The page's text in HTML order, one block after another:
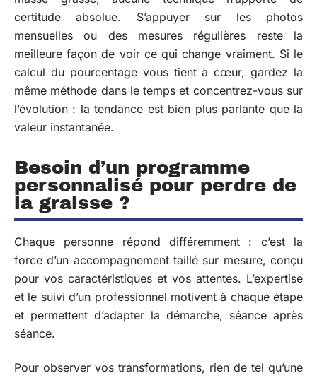
certitude absolue. S’appuyer sur les photos
mensuelles ou des mesures régulières reste la
meilleure façon de voir ce qui change vraiment. Si le
calcul du pourcentage vous tient à cœur, gardez la
même méthode dans le temps et concentrez-vous sur
l’évolution : la tendance est bien plus parlante que la
valeur instantanée.
Besoin d’un programme
personnalisé pour perdre de
la graisse ?
Chaque personne répond différemment : c’est la
force d’un accompagnement taillé sur mesure, conçu
pour vos caractéristiques et vos attentes. L’expertise
et le suivi d’un professionnel motivent à chaque étape
et permettent d’adapter la démarche, séance après
séance.
Pour observer vos transformations, rien de tel qu’une